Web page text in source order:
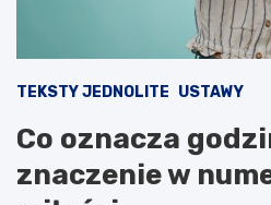
TEKSTY JEDNOLITE USTAWY
Co oznacza
znaczenie w